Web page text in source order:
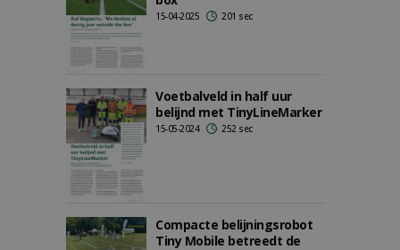
15-04-2025 201 sec
Voetbalveld in half uur
belijnd met TinyLineMarker
15-05-2024 252 sec
Compacte belijningsrobot
Tiny Mobile betreedt de